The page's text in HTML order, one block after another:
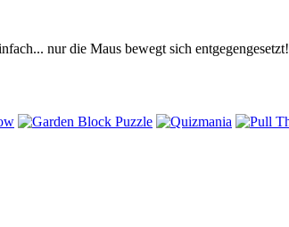
nur die Maus bewegt sich entgegengesetzt!